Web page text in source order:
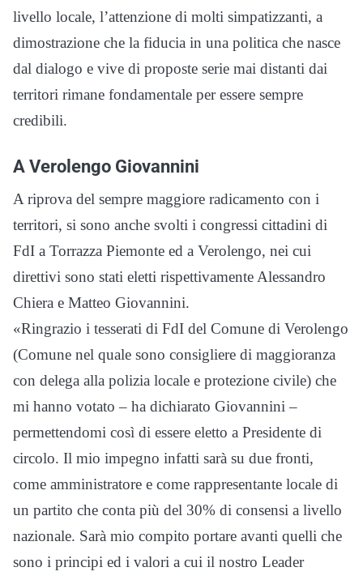
livello locale, l’attenzione di molti simpatizzanti, a
dimostrazione che la fiducia in una politica che nasce
dal dialogo e vive di proposte serie mai distanti dai
territori rimane fondamentale per essere sempre
credibili.
A Verolengo Giovannini
A riprova del sempre maggiore radicamento con i
territori, si sono anche svolti i congressi cittadini di
FdI a Torrazza Piemonte ed a Verolengo, nei cui
direttivi sono stati eletti rispettivamente Alessandro
Chiera e Matteo Giovannini.
«Ringrazio i tesserati di FdI del Comune di Verolengo
(Comune nel quale sono consigliere di maggioranza
con delega alla polizia locale e protezione civile) che
mi hanno votato – ha dichiarato Giovannini –
permettendomi così di essere eletto a Presidente di
circolo. Il mio impegno infatti sarà su due fronti,
come amministratore e come rappresentante locale di
un partito che conta più del 30% di consensi a livello
nazionale. Sarà mio compito portare avanti quelli che
sono i principi ed i valori a cui il nostro Leader